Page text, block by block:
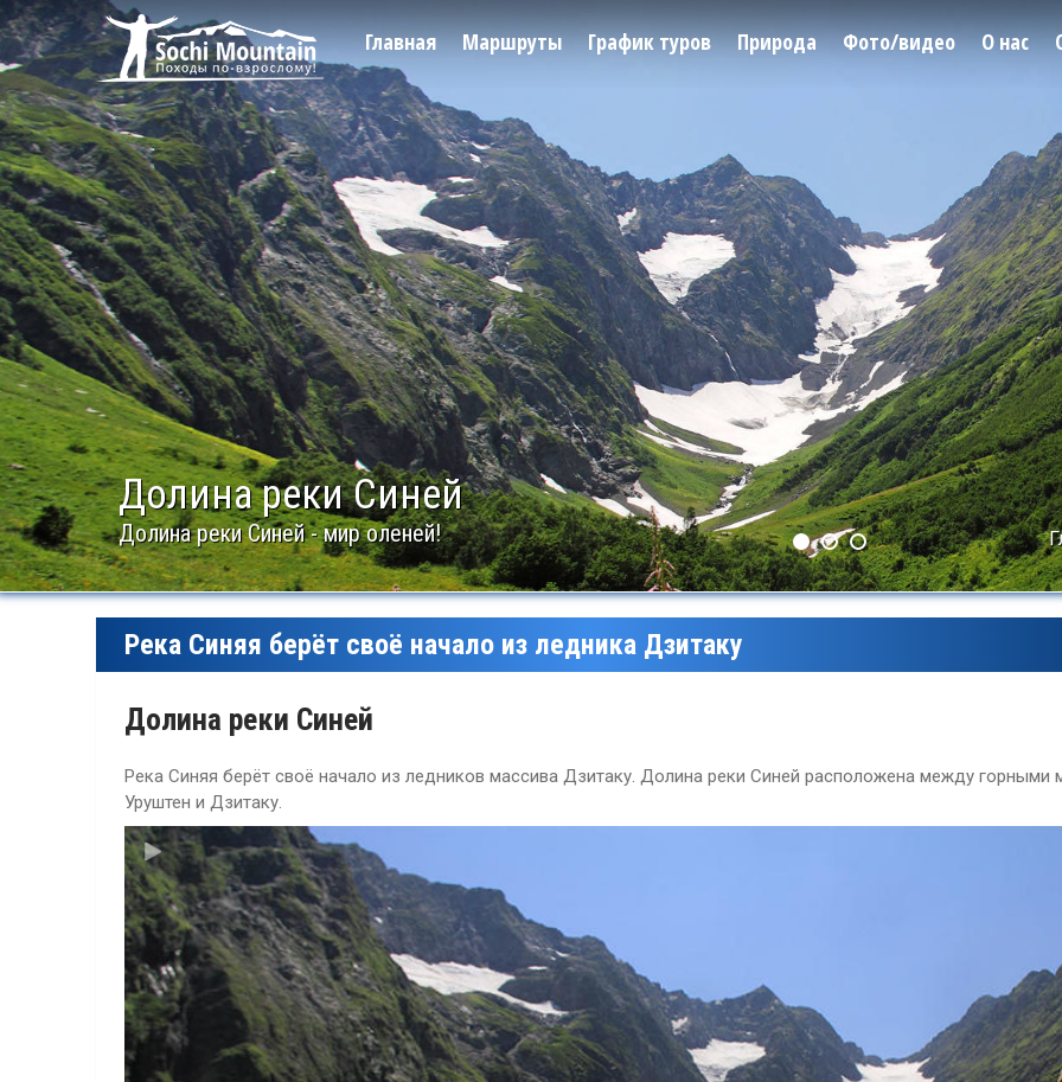
Главная Маршруты График туров Природа Фото/видео О нас
Долина реки Синей
Долина реки Синей - мир оленей!
Река Синяя берёт своё начало из ледника Дзитаку
Долина реки Синей
Река Синяя берёт своё начало из ледников массива Дзитаку. Долина реки Синей расположена между горными
Уруштен и Дзитаку.
Леса